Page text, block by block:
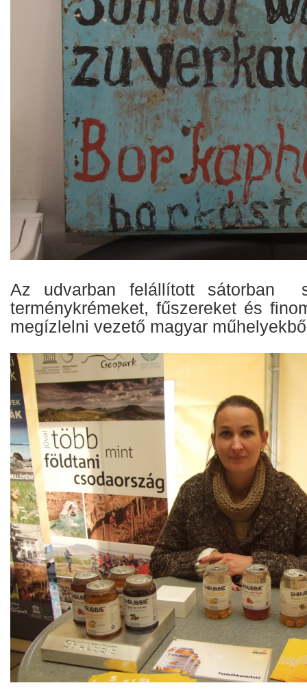
Az udvarban felállított sátorban
terménykrémeket, fűszereket és
megízlelni vezető magyar